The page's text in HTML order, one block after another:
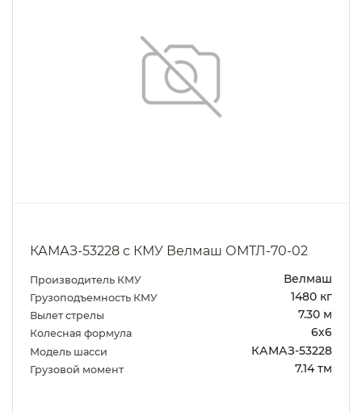
КАМАЗ-53228 с КМУ Велмаш ОМТЛ-70-02
Производитель КМУ Велмаш
Грузоподъемность КМУ 1480 кг
Вылет стрелы 7.30 м
Колесная формула 6х6
Модель шасси КАМАЗ-53228
Грузовой момент 7.14 тм